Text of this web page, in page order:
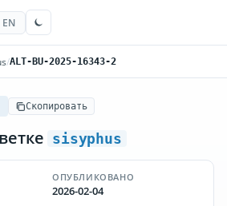
EN
/ALT-BU-2025-16343-2
Скопировать
sisyphus
ОПУБЛИКОВАНО
2026-02-04